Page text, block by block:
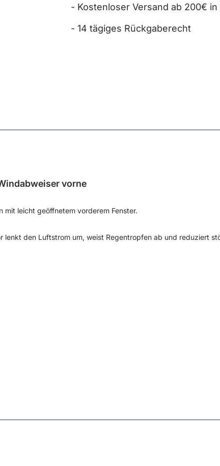
- Kostenloser Versand ab 200€
- 14 tägiges Rückgaberecht
vorne
mit leicht geöffnetem vorderem Fenster.
lenkt den Luftstrom um, weist Regentropfen ab und reduziert